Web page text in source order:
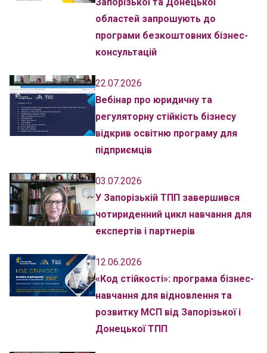
областей запрошують до
програми безкоштовних бізнес-
консультацій
22.07.2026
Вебінар про юридичну та
регуляторну стійкість бізнесу
відкрив освітню програму для
підприємців
03.07.2026
У Запорізькій ТПП завершився
чотириденний цикл навчання для
експертів і партнерів
12.06.2026
«Код стійкості»: програма бізнес-
навчання для відновлення та
розвитку МСП від Запорізької і
Донецької ТПП